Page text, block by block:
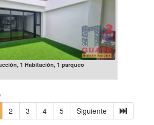
1 Habitación, 1 parqueo
2 3 4 5 Siguiente